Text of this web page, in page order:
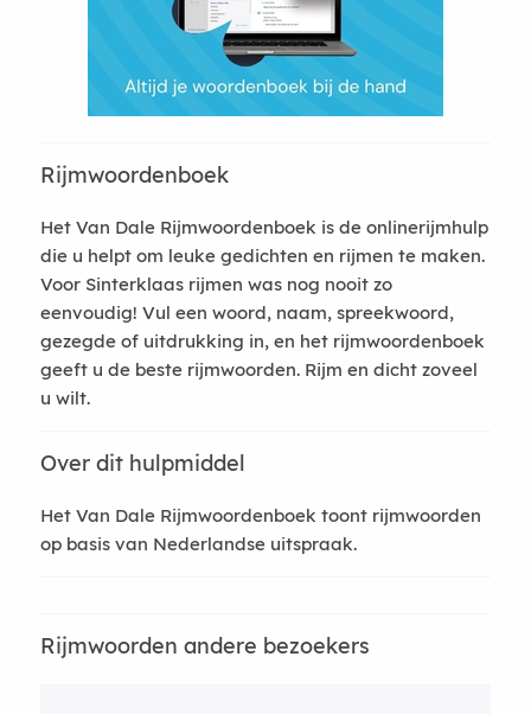
Rijmwoordenboek
Het Van Dale Rijmwoordenboek is de onlinerijmhulp
die u helpt om leuke gedichten en rijmen te maken.
Voor Sinterklaas rijmen was nog nooit zo
eenvoudig! Vul een woord, naam, spreekwoord,
gezegde of uitdrukking in, en het rijmwoordenboek
geeft u de beste rijmwoorden. Rijm en dicht zoveel
u wilt.
Over dit hulpmiddel
Het Van Dale Rijmwoordenboek toont rijmwoorden
op basis van Nederlandse uitspraak.
Rijmwoorden andere bezoekers